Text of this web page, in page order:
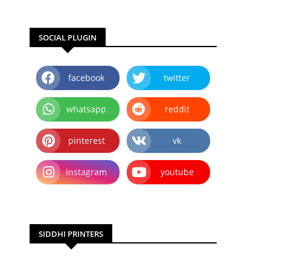
SOCIAL PLUGIN
facebook twitter
whatsapp reddit
pinterest vk
instagram youtube
SIDDHI PRINTERS